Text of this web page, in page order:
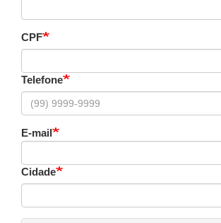
CPF
Telefone
E-mail
Cidade